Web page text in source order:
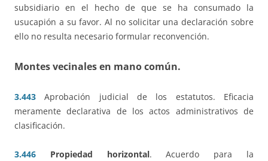
subsidiario en el hecho de que se ha consumado la
usucapión a su favor. Al no solicitar una declaración sobre
ello no resulta necesario formular reconvención.
Montes vecinales en mano común.
3.443 Aprobación judicial de los estatutos. Eficacia
meramente declarativa de los actos administrativos de
clasificación.
3.446 Propiedad horizontal. Acuerdo para la